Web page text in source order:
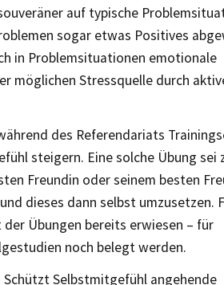
auf typische
sogar etwas Positives
in Problemsituationen emotionale
möglichen Stressquelle durch
des Referendariats
steigern. Eine solche Übung sei
Freundin oder seinem besten
dieses dann selbst umzusetzen.
Übungen bereits erwiesen – für
noch belegt werden.
Schützt Selbstmitgefühl angehende